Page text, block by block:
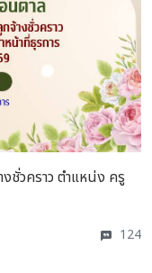
ชั่วคราว ตำแหน่ง ครู
124